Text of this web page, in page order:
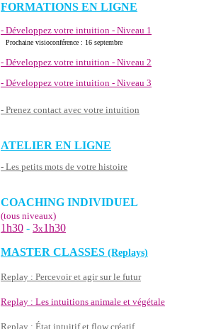
FORMATIONS EN LIGNE
- Développez votre intuition - Niveau 1
Prochaine visioconférence : 16 septembre
- Développez votre intuition - Niveau 2
- Développez votre intuition - Niveau 3
- Prenez contact avec votre intuition
ATELIER EN LIGNE
- Les petits mots de votre histoire
COACHING INDIVIDUEL
(tous niveaux)
1h30 - 3x1h30
MASTER CLASSES (Replays)
Replay : Percevoir et agir sur le futur
Replay : Les intuitions animale et végétale
Replay : État intuitif et flow créatif